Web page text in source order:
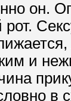
он.
и
в